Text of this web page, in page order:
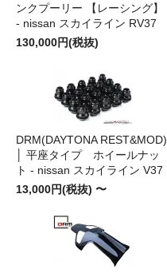
ンクプーリー 【レーシング】
- nissan スカイライン RV37
130,000円(税抜)
DRM(DAYTONA REST&MOD)
│ 平座タイプ ホイールナッ
ト - nissan スカイライン V37
13,000円(税抜) 〜